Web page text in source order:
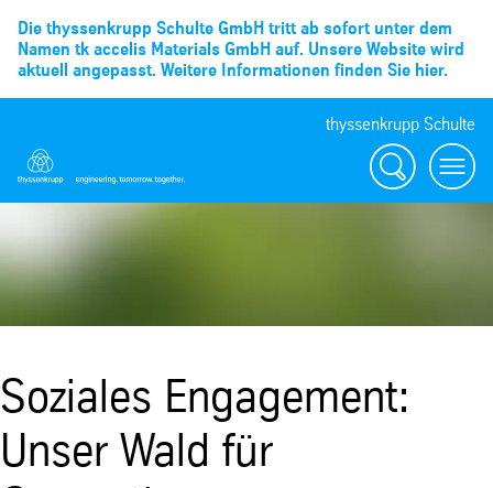
Die thyssenkrupp Schulte GmbH tritt ab sofort unter dem
Namen tk accelis Materials GmbH auf. Unsere Website wird
aktuell angepasst. Weitere Informationen finden Sie hier.
thyssenkrupp Schulte
Suche
Menü
Soziales Engagement:
Unser Wald für